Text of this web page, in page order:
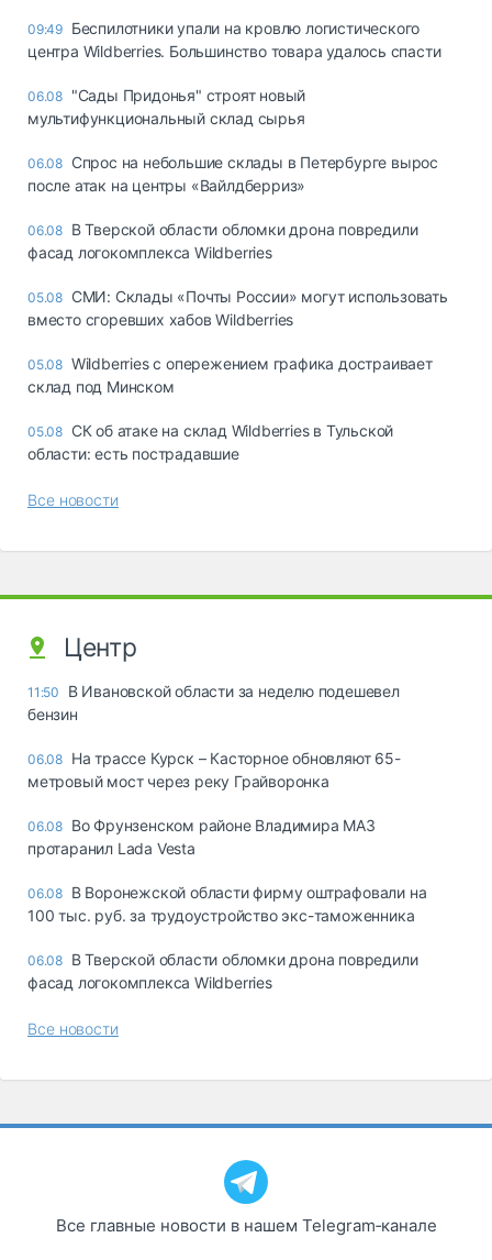
09:49 Беспилотники упали на кровлю логистического
центра Wildberries. Большинство товара удалось спасти
06.08 "Сады Придонья" строят новый
мультифункциональный склад сырья
06.08 Спрос на небольшие склады в Петербурге вырос
после атак на центры «Вайлдберриз»
06.08 В Тверской области обломки дрона повредили
фасад логокомплекса Wildberries
05.08 СМИ: Склады «Почты России» могут использовать
вместо сгоревших хабов Wildberries
05.08 Wildberries с опережением графика достраивает
склад под Минском
05.08 СК об атаке на склад Wildberries в Тульской
области: есть пострадавшие
Все новости
Центр
11:50
В Ивановской области за неделю подешевел
бензин
06.08 На трассе Курск – Касторное обновляют 65-
метровый мост через реку Грайворонка
06.08 Во Фрунзенском районе Владимира МАЗ
протаранил Lada Vesta
06.08 В Воронежской области фирму оштрафовали на
100 тыс. руб. за трудоустройство экс-таможенника
06.08 В Тверской области обломки дрона повредили
фасад логокомплекса Wildberries
Все новости
Все главные новости в нашем Telegram‑канале